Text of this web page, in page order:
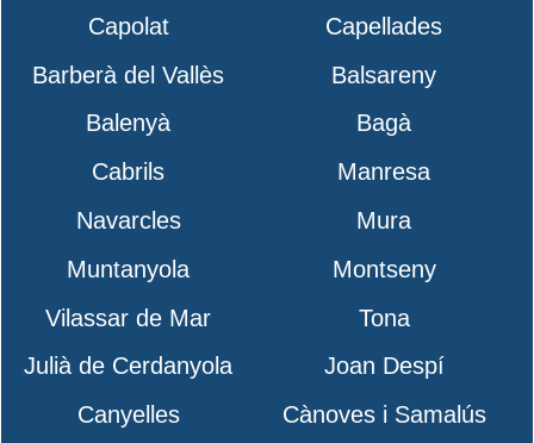
Capolat
Capellades
Barberà del Vallès
Balsareny
Balenyà
Bagà
Cabrils
Manresa
Navarcles
Mura
Muntanyola
Montseny
Vilassar de Mar
Tona
Julià de Cerdanyola
Joan Despí
Canyelles
Cànoves i Samalús